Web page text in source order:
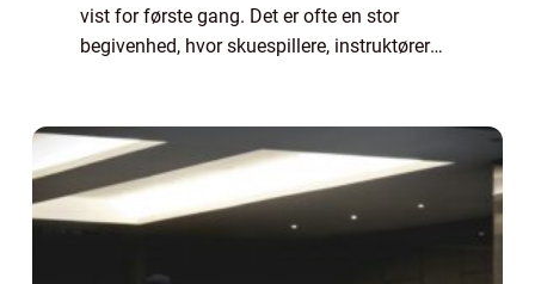
vist for første gang. Det er ofte en stor
begivenhed, hvor skuespillere, instruktører